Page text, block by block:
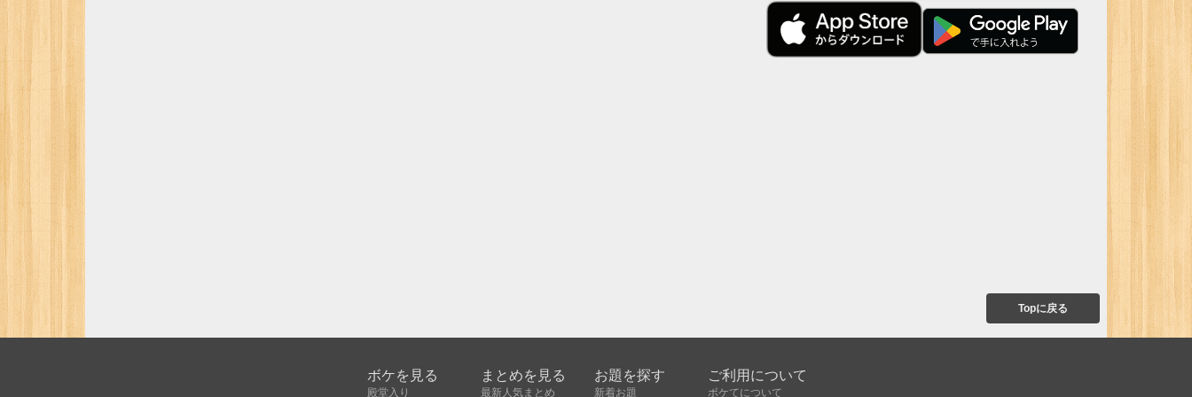
Topに戻る
ボケを見る
殿堂入り
まとめを見る
最新人気まとめ
お題を探す
新着お題
ご利用について
ボケてについて